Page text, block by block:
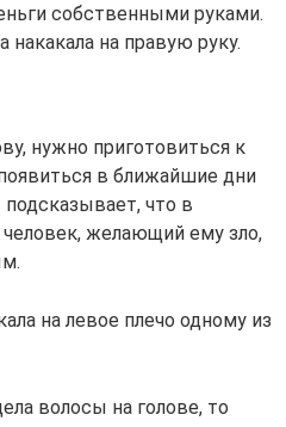
собственными руками.
на правую руку.
нужно приготовиться к
в ближайшие дни
что в
желающий ему зло,
на левое плечо одному из
волосы на голове, то